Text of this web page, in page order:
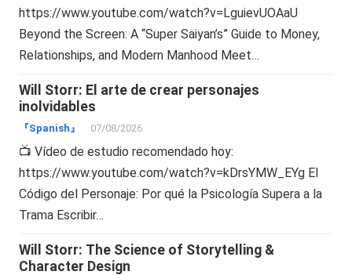
https://www.youtube.com/watch?v=LguievUOAaU
Beyond the Screen: A “Super Saiyan’s” Guide to Money,
Relationships, and Modern Manhood Meet…
Will Storr: El arte de crear personajes
inolvidables
『Spanish』 07/08/2026
📺 Vídeo de estudio recomendado hoy:
https://www.youtube.com/watch?v=kDrsYMW_EYg El
Código del Personaje: Por qué la Psicología Supera a la
Trama Escribir…
Will Storr: The Science of Storytelling &
Character Design